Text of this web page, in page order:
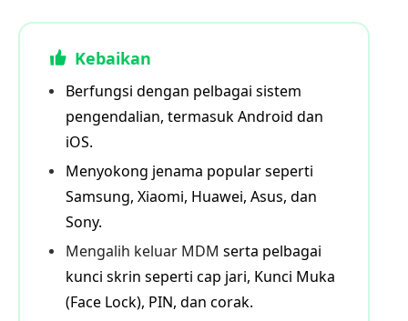
Kebaikan
Berfungsi dengan pelbagai sistem
pengendalian, termasuk Android dan
iOS.
Menyokong jenama popular seperti
Samsung, Xiaomi, Huawei, Asus, dan
Sony.
Mengalih keluar MDM serta pelbagai
kunci skrin seperti cap jari, Kunci Muka
(Face Lock), PIN, dan corak.